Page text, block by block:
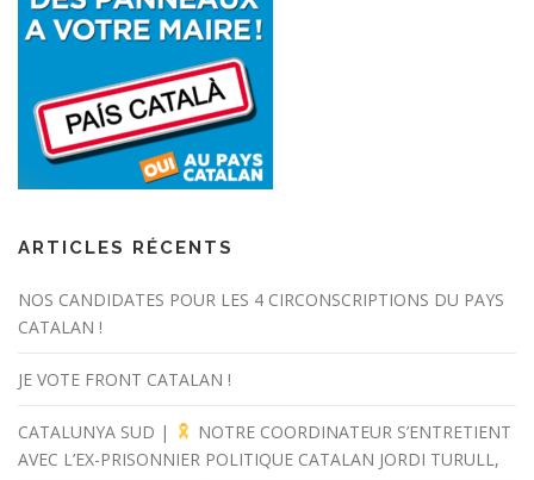
ARTICLES RÉCENTS
NOS CANDIDATES POUR LES 4 CIRCONSCRIPTIONS DU PAYS
CATALAN !
JE VOTE FRONT CATALAN !
CATALUNYA SUD |
NOTRE COORDINATEUR S’ENTRETIENT
AVEC L’EX-PRISONNIER POLITIQUE CATALAN JORDI TURULL,